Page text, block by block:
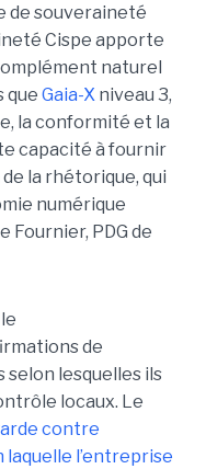
de souveraineté
Cispe apporte
naturel
que Gaia-Xniveau 3,
la conformité et la
capacité à fournir
la rhétorique, qui
numérique
Fournier, PDG de
de
lesquelles ils
locaux. Le
contre
laquelle l’entreprise